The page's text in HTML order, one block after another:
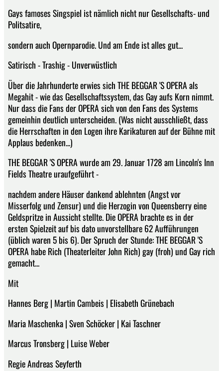
Gays famoses Singspiel ist nämlich nicht nur Gesellschafts- und
Politsatire,
sondern auch Opernparodie. Und am Ende ist alles gut...
Satirisch - Trashig - Unverwüstlich
Über die Jahrhunderte erwies sich THE BEGGAR 'S OPERA als
Megahit - wie das Gesellschaftssystem, das Gay aufs Korn nimmt.
Nur dass die Fans der OPERA sich von den Fans des Systems
gemeinhin deutlich unterscheiden. (Was nicht ausschließt, dass
die Herrschaften in den Logen ihre Karikaturen auf der Bühne mit
Applaus bedenken...)
THE BEGGAR 'S OPERA wurde am 29. Januar 1728 am Lincoln's Inn
Fields Theatre uraufgeführt -
nachdem andere Häuser dankend ablehnten (Angst vor
Misserfolg und Zensur) und die Herzogin von Queensberry eine
Geldspritze in Aussicht stellte. Die OPERA brachte es in der
ersten Spielzeit auf bis dato unvorstellbare 62 Aufführungen
(üblich waren 5 bis 6). Der Spruch der Stunde: THE BEGGAR 'S
OPERA habe Rich (Theaterleiter John Rich) gay (froh) und Gay rich
gemacht...
Mit
Hannes Berg | Martin Cambeis | Elisabeth Grünebach
Maria Maschenka | Sven Schöcker | Kai Taschner
Marcus Tronsberg | Luise Weber
Regie Andreas Seyferth